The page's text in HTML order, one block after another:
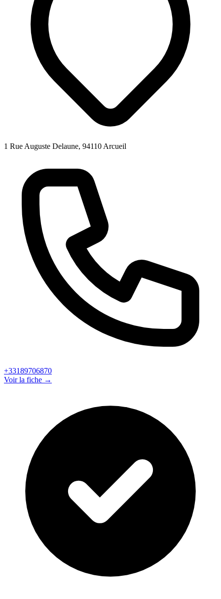
1 Rue Auguste Delaune, 94110 Arcueil
+33189706870
Voir la fiche →